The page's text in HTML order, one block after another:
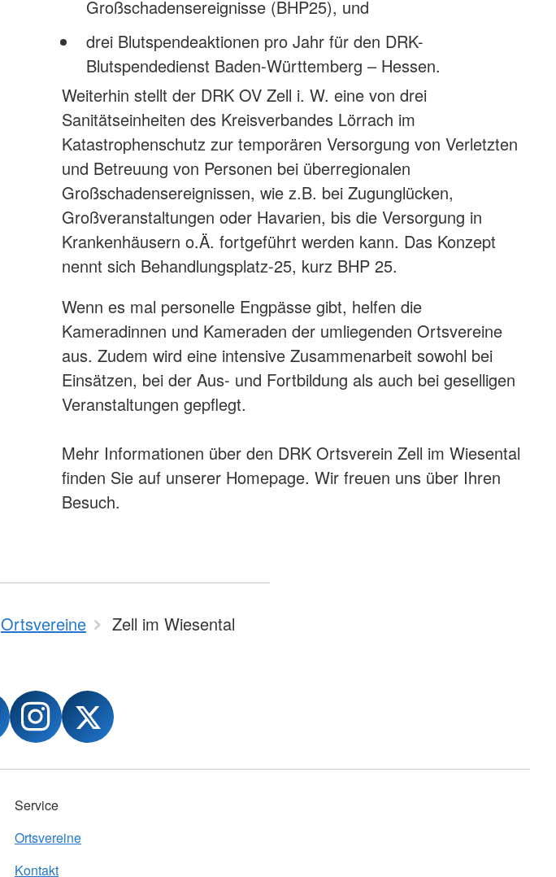
Großschadensereignisse (BHP25), und
drei Blutspendeaktionen pro Jahr für den DRK-
Blutspendedienst Baden-Württemberg – Hessen.
Weiterhin stellt der DRK OV Zell i. W. eine von drei
Sanitätseinheiten des Kreisverbandes Lörrach im
Katastrophenschutz zur temporären Versorgung von Verletzten
und Betreuung von Personen bei überregionalen
Großschadensereignissen, wie z.B. bei Zugunglücken,
Großveranstaltungen oder Havarien, bis die Versorgung in
Krankenhäusern o.Ä. fortgeführt werden kann. Das Konzept
nennt sich Behandlungsplatz-25, kurz BHP 25.
Wenn es mal personelle Engpässe gibt, helfen die
Kameradinnen und Kameraden der umliegenden Ortsvereine
aus. Zudem wird eine intensive Zusammenarbeit sowohl bei
Einsätzen, bei der Aus- und Fortbildung als auch bei geselligen
Veranstaltungen gepflegt.
Mehr Informationen über den DRK Ortsverein Zell im Wiesental
finden Sie auf unserer Homepage. Wir freuen uns über Ihren
Besuch.
Ortsvereine Zell im Wiesental
Service
Ortsvereine
Kontakt